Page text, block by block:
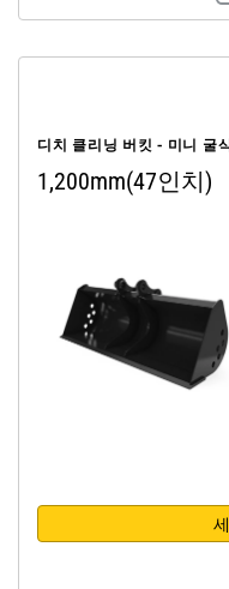
디치 클리닝 버킷 - 미니 굴
1,200mm(47인치)